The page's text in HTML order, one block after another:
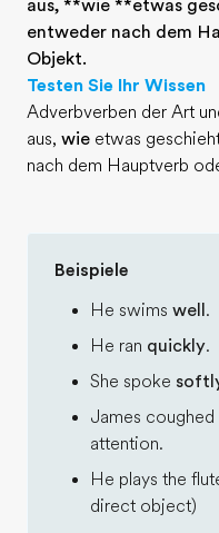
Büros
Über uns
Wer wir sind
Karriere
aus, **wie **etwas
entweder nach dem
Objekt.
Testen Sie Ihr Wissen
Adverbverben der Art
aus, wie etwas
nach dem Hauptverb
Beispiele
He swims well .
He ran quickly.
She spoke
James coughed
attention.
He plays the
direct object)